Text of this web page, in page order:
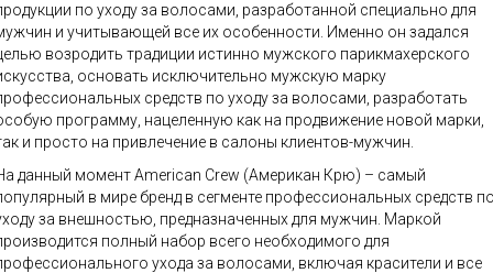
по уходу за волосами, разработанной специально для
и учитывающей все их особенности. Именно он задался
возродить традиции истинно мужского парикмахерского
основать исключительно мужскую марку
средств по уходу за волосами, разработать
программу, нацеленную как на продвижение новой марки,
и просто на привлечение в салоны клиентов-мужчин.
данный момент American Crew (Американ Крю) – самый
в мире бренд в сегменте профессиональных средств
за внешностью, предназначенных для мужчин. Маркой
полный набор всего необходимого для
ухода за волосами, включая красители и все